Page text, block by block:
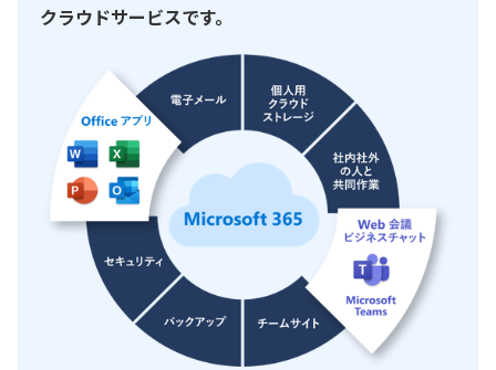
クラウドサービスです。